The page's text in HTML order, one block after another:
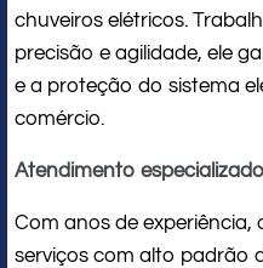
chuveiros elétricos.
precisão e agilidade, ele
e a proteção do sistema
comércio.
Atendimento
Com anos de experiência,
serviços com alto padrão